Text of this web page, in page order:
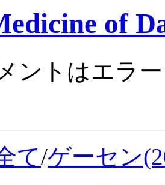
of
ントはエラ
て/ゲーセン